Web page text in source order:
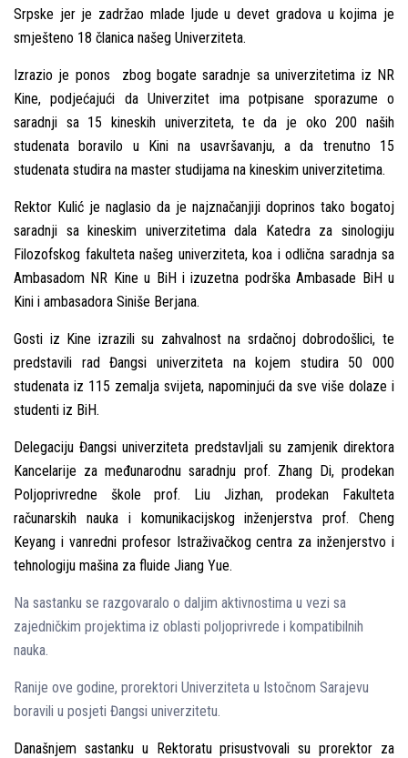
Srpske jer je zadržao mlade lјude u devet gradova u kojima je
smješteno 18 članica našeg Univerziteta.
Izrazio je ponos zbog bogate saradnje sa univerzitetima iz NR
Kine, podjećajući da Univerzitet ima potpisane sporazume o
saradnji sa 15 kineskih univerziteta, te da je oko 200 naših
studenata boravilo u Kini na usavršavanju, a da trenutno 15
studenata studira na master studijama na kineskim univerzitetima.
Rektor Kulić je naglasio da je najznačanjiji doprinos tako bogatoj
saradnji sa kineskim univerzitetima dala Katedra za sinologiju
Filozofskog fakulteta našeg univerziteta, koa i odlična saradnja sa
Ambasadom NR Kine u BiH i izuzetna podrška Ambasade BiH u
Kini i ambasadora Siniše Berjana.
Gosti iz Kine izrazili su zahvalnost na srdačnoj dobrodošlici, te
predstavili rad Đangsi univerziteta na kojem studira 50 000
studenata iz 115 zemalјa svijeta, napominjući da sve više dolaze i
studenti iz BiH.
Delegaciju Đangsi univerziteta predstavlјali su zamjenik direktora
Kancelarije za međunarodnu saradnju prof. Zhang Di, prodekan
Polјoprivredne škole prof. Liu Jizhan, prodekan Fakulteta
računarskih nauka i komunikacijskog inženjerstva prof. Cheng
Keyang i vanredni profesor Istraživačkog centra za inženjerstvo i
tehnologiju mašina za fluide Jiang Yue.
Na sastanku se razgovaralo o dalјim aktivnostima u vezi sa
zajedničkim projektima iz oblasti polјoprivrede i kompatibilnih
nauka.
Ranije ove godine, prorektori Univerziteta u Istočnom Sarajevu
boravili u posjeti Đangsi univerzitetu.
Današnjem sastanku u Rektoratu prisustvovali su prorektor za